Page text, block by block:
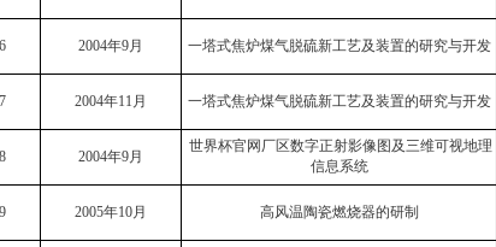
2004年9月 一塔式焦炉煤气脱硫新工艺及装置的研究与开发
2004年11月 一塔式焦炉煤气脱硫新工艺及装置的研究与开发
2004年9月
世界杯官网厂区数字正射影像图及三维可视地理
信息系统
2005年10月 高风温陶瓷燃烧器的研制